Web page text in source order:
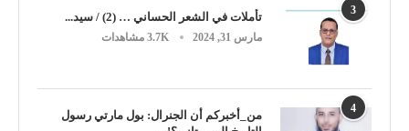
3 تأملات في الشعر الحساني … (2) / سيد...
مارس 31, 2024 3.7K مشاهدات
4
من_أخبركم أن الجنرال: بول مارتي رسول